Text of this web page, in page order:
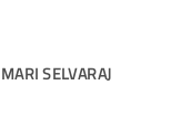
MARI SELVARAJ